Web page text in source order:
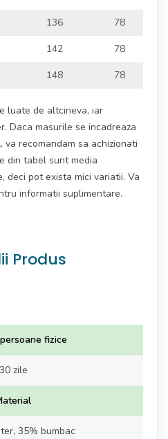
136
142
148
78
78
78
luate de altcineva, iar
Daca masurile se incadreaza
recomandam sa achizionati
din tabel sunt media
deci pot exista mici variatii. Va
informatii suplimentare.
Produs
fizice
30 zile
35% bumbac